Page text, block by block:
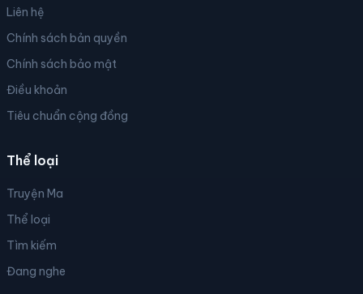
Liên hệ
Chính sách bản quyền
Chính sách bảo mật
Điều khoản
Tiêu chuẩn cộng đồng
Thể loại
Truyện Ma
Thể loại
Tìm kiếm
Đang nghe